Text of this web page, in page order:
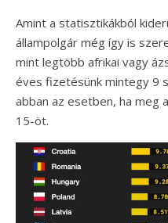
Amint a statisztikákból
állampolgár még így is
mint legtöbb afrikai vagy
éves fizetésünk mintegy 9
abban az esetben, ha meg
15-öt.